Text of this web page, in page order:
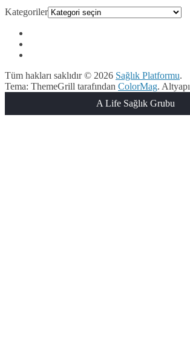
Kategoriler
Tüm hakları saklıdır © 2026 Sağlık Platformu.
Tema: ThemeGrill tarafından ColorMag. Altyapı
A Life Sağlık Grubu